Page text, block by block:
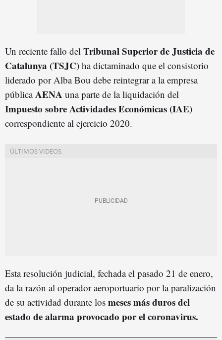
Un reciente fallo del Tribunal Superior de Justicia de
Catalunya (TSJC) ha dictaminado que el consistorio
liderado por Alba Bou debe reintegrar a la empresa
públicaAENA una parte de la liquidación del
Impuesto sobre Actividades Económicas (IAE)
correspondiente al ejercicio 2020.
Esta resolución judicial, fechada el pasado 21 de enero,
da la razón al operador aeroportuario por la paralización
de su actividad durante los meses más duros del
estado de alarma provocado por el coronavirus.